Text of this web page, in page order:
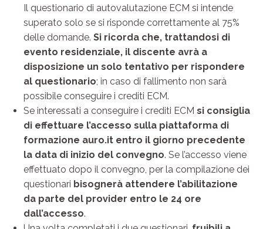
Il questionario di autovalutazione ECM si intende
superato solo se si risponde correttamente al 75%
delle domande. Si ricorda che, trattandosi di
evento residenziale, il discente avrà a
disposizione un solo tentativo per rispondere
al questionario; in caso di fallimento non sarà
possibile conseguire i crediti ECM.
Se interessati a conseguire i crediti ECM si consiglia
di effettuare l’accesso sulla piattaforma di
formazione auro.it entro il giorno precedente
la data di inizio del convegno. Se l’accesso viene
effettuato dopo il convegno, per la compilazione dei
questionari bisognerà attendere l’abilitazione
da parte del provider entro le 24 ore
dall’accesso.